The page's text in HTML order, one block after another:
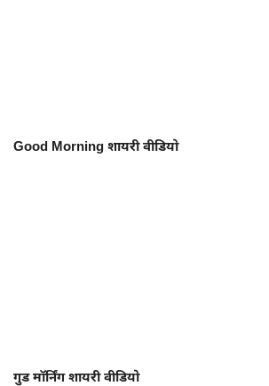
Good Morning शायरी वीडियो
गुड मॉर्निंग शायरी वीडियो